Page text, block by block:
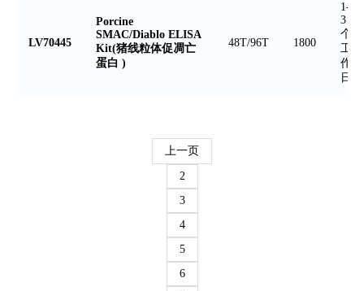
LV70445
Porcine
SMAC/Diablo ELISA
Kit(猪线粒体促凋亡
蛋白 )
48T/96T 1800
1-
3
个
工
作
日
上一页
2
3
4
5
6